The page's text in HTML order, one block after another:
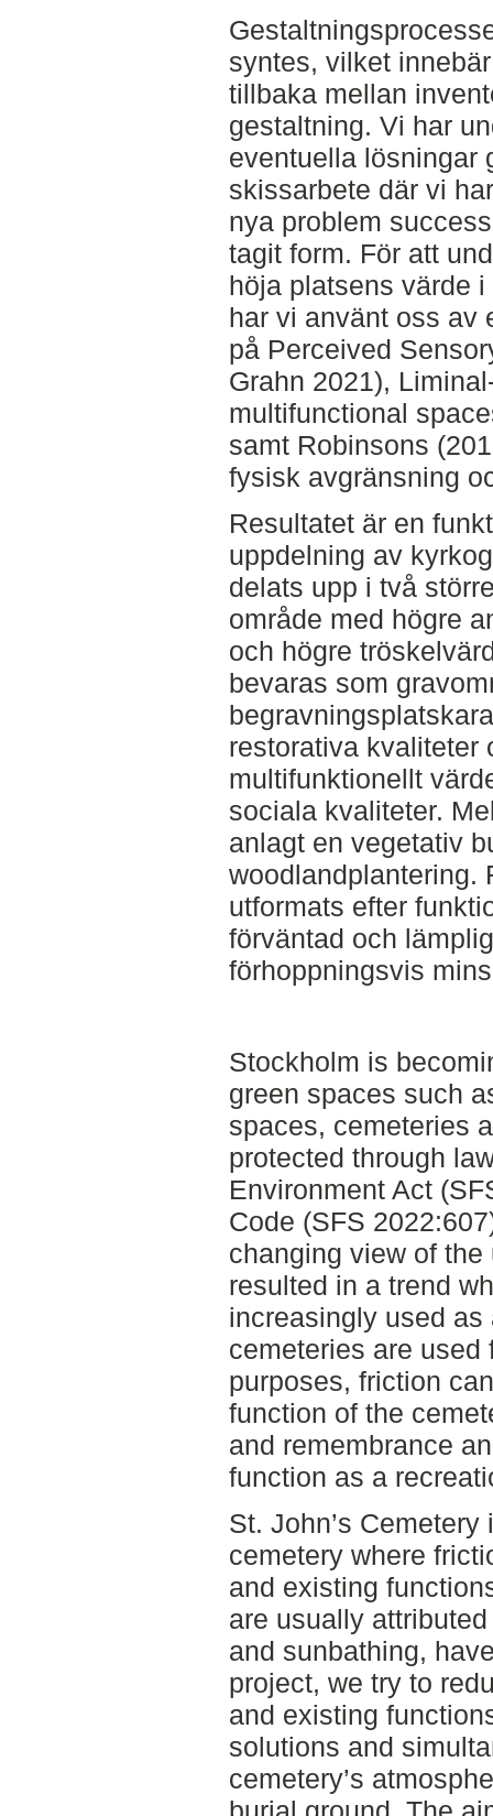
syntes, vilket
tillbaka mellan
gestaltning. Vi har
eventuella lösningar
skissarbete där vi
nya problem
tagit form. För att
höja platsens värde
har vi använt oss av
på Perceived
Grahn 2021),
multifunctional
samt Robinsons
fysisk avgränsning
Resultatet är en
uppdelning av
delats upp i två
område med högre
och högre
bevaras som
restorativa kvaliteter
multifunktionellt
sociala kvaliteter.
anlagt en vegetativ
woodlandplantering.
utformats efter
förväntad och
förhoppningsvis
Stockholm is
green spaces such
spaces, cemeteries
protected through
Environment Act
Code (SFS
changing view of
resulted in a trend
increasingly used
cemeteries are used
purposes, friction
function of the
and remembrance
function as a
St. John’s
cemetery where
and existing
are usually
and sunbathing,
project, we try to
and existing
solutions and
cemetery’s